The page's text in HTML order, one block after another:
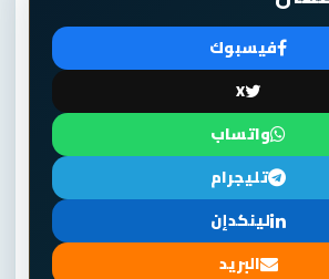
فيسبوك
X
واتساب
تليجرام
لينكدإن
البريد